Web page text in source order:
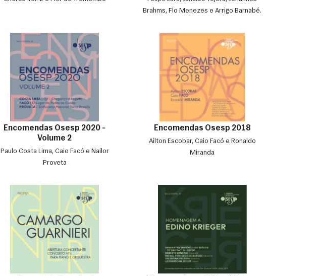
Brahms, Flo Menezes e Arrigo Barnabé.
Encomendas Osesp 2020 -
Volume 2
Paulo Costa Lima, Caio Facó e Nailor
Proveta
Encomendas Osesp 2018
Ailton Escobar, Caio Facó e Ronaldo
Miranda